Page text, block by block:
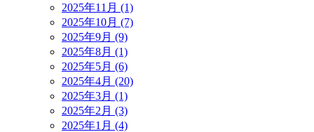
2025年11月 (1)
2025年10月 (7)
2025年9月 (9)
2025年8月 (1)
2025年5月 (6)
2025年4月 (20)
2025年3月 (1)
2025年2月 (3)
2025年1月 (4)